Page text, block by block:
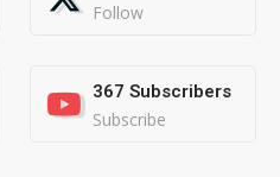
Follow
367 Subscribers
Subscribe